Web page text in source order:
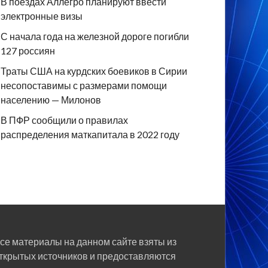
электронные визы
С начала года на железной дороге погибли
127 россиян
Траты США на курдских боевиков в Сирии
несопоставимы с размерами помощи
населению — Милонов
В ПФР сообщили о правилах
распределения маткапитала в 2022 году
материалы на данном сайте взяты из
источников и предоставляются